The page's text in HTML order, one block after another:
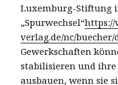
Luxemburg-Stiftung
„Spurwechsel“https://
verlag.de/nc/
Gewerkschaften
stabilisieren und
ausbauen, wenn sie